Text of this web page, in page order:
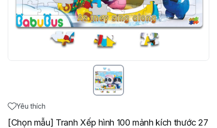
Yêu thích
[Chọn mẫu] Tranh Xếp hình 100 mảnh kích thước 27